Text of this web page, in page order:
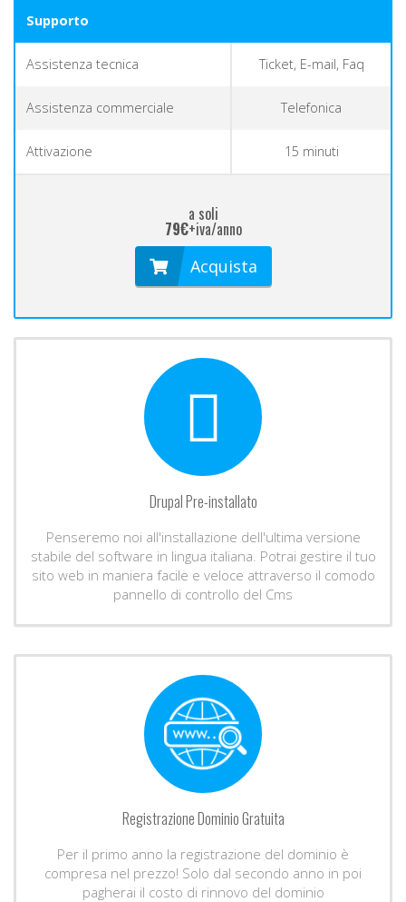
Supporto
Assistenza tecnica Ticket, E-mail, Faq
Assistenza commerciale Telefonica
Attivazione 15 minuti
a soli
79€+iva/anno
Acquista
Drupal Pre-installato
Penseremo noi all'installazione dell'ultima versione
stabile del software in lingua italiana. Potrai gestire il tuo
sito web in maniera facile e veloce attraverso il comodo
pannello di controllo del Cms
Registrazione Dominio Gratuita
Per il primo anno la registrazione del dominio è
compresa nel prezzo! Solo dal secondo anno in poi
pagherai il costo di rinnovo del dominio